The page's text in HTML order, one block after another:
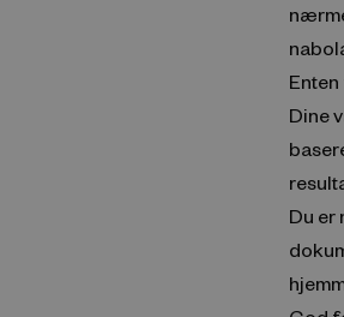
Dine
Du er